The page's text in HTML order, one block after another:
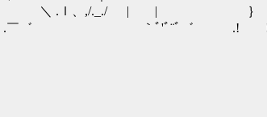
＼ .ｌ、,/._./ | | ｝
ﾞ´ .￣゛ ｀ﾞ'ﾞ¨ﾞ゛